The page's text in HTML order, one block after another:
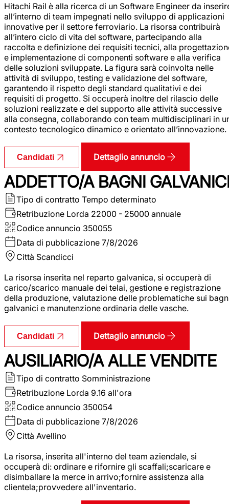
Hitachi Rail è alla ricerca di un Software Engineer da
all’interno di team impegnati nello sviluppo di applicazioni
innovative per il settore ferroviario. La risorsa contribuirà
all’intero ciclo di vita del software, partecipando alla
raccolta e definizione dei requisiti tecnici, alla
e implementazione di componenti software e alla verifica
delle soluzioni sviluppate. La figura sarà coinvolta nelle
attività di sviluppo, testing e validazione del software,
garantendo il rispetto degli standard qualitativi e dei
requisiti di progetto. Si occuperà inoltre del rilascio delle
soluzioni realizzate e del supporto alle attività successive
alla consegna, collaborando con team multidisciplinari in
contesto tecnologico dinamico e orientato all’innovazione.
Candidati Dettaglio annuncio
ADDETTO/A BAGNI
Tipo di contratto Tempo determinato
Retribuzione Lorda 22000 - 25000 annuale
Codice annuncio 350055
Data di pubblicazione 7/8/2026
Città Scandicci
La risorsa inserita nel reparto galvanica, si occuperà di
carico/scarico manuale dei telai, gestione e registrazione
della produzione, valutazione delle problematiche sui
galvanici e manutenzione ordinaria delle vasche.
Candidati Dettaglio annuncio
AUSILIARIO/A ALLE VENDITE
Tipo di contratto Somministrazione
Retribuzione Lorda 9.16 all'ora
Codice annuncio 350054
Data di pubblicazione 7/8/2026
Città Avellino
La risorsa, inserita all'interno del team aziendale, si
occuperà di: ordinare e rifornire gli scaffali;scaricare e
disimballare la merce in arrivo;fornire assistenza alla
clientela;provvedere all'inventario.